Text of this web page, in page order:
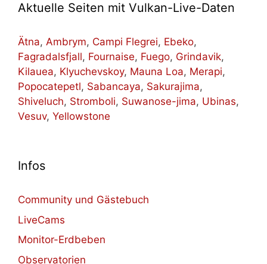
Aktuelle Seiten mit Vulkan-Live-Daten
Ätna, Ambrym, Campi Flegrei, Ebeko,
Fagradalsfjall, Fournaise, Fuego, Grindavik,
Kilauea, Klyuchevskoy, Mauna Loa, Merapi,
Popocatepetl, Sabancaya, Sakurajima,
Shiveluch, Stromboli, Suwanose-jima, Ubinas,
Vesuv, Yellowstone
Infos
Community und Gästebuch
LiveCams
Monitor-Erdbeben
Observatorien